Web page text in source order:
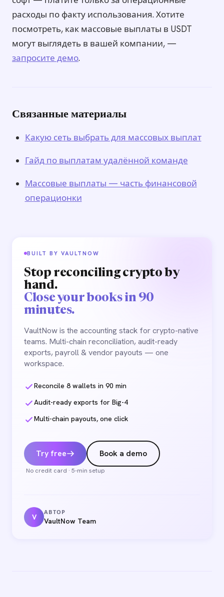
расходы по факту использования. Хотите
посмотреть, как массовые выплаты в USDT
могут выглядеть в вашей компании, —
запросите демо.
Связанные материалы
Какую сеть выбрать для массовых выплат
Гайд по выплатам удалённой команде
Массовые выплаты — часть финансовой
операционки
BUILT BY VAULTNOW
Stop reconciling crypto by
hand.
Close your books in 90
minutes.
VaultNow is the accounting stack for crypto-native
teams. Multi-chain reconciliation, audit-ready
exports, payroll & vendor payouts — one
workspace.
Reconcile 8 wallets in 90 min
Audit-ready exports for Big-4
Multi-chain payouts, one click
Try free Book a demo
No credit card · 5-min setup
V
АВТОР
VaultNow Team